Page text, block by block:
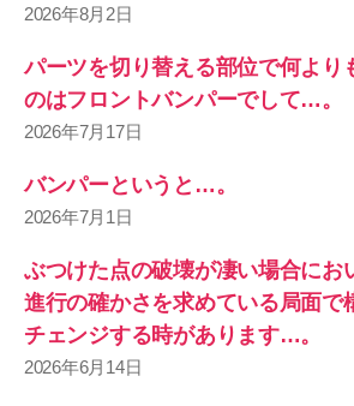
2026年8月2日
パーツを切り替える部位で何より
のはフロントバンパーでして…。
2026年7月17日
バンパーというと…。
2026年7月1日
ぶつけた点の破壊が凄い場合にお
進行の確かさを求めている局面で
チェンジする時があります…。
2026年6月14日